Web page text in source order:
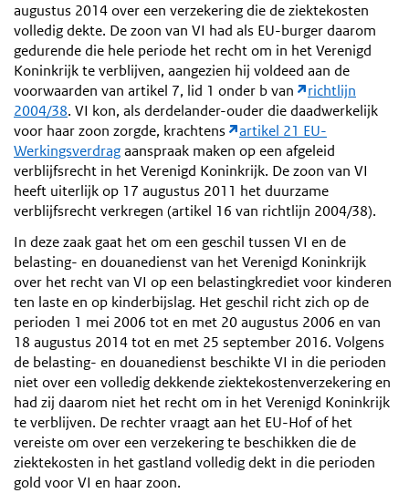
augustus 2014 over een verzekering die de ziektekosten
volledig dekte. De zoon van VI had als EU-burger daarom
gedurende die hele periode het recht om in het Verenigd
Koninkrijk te verblijven, aangezien hij voldeed aan de
voorwaarden van artikel 7, lid 1 onder b van
richtlijn
2004/38. VI kon, als derdelander-ouder die daadwerkelijk
voor haar zoon zorgde, krachtens
artikel 21 EU-
Werkingsverdragaanspraak maken op een afgeleid
verblijfsrecht in het Verenigd Koninkrijk. De zoon van VI
heeft uiterlijk op 17 augustus 2011 het duurzame
verblijfsrecht verkregen (artikel 16 van richtlijn 2004/38).
In deze zaak gaat het om een geschil tussen VI en de
belasting- en douanedienst van het Verenigd Koninkrijk
over het recht van VI op een belastingkrediet voor kinderen
ten laste en op kinderbijslag. Het geschil richt zich op de
perioden 1 mei 2006 tot en met 20 augustus 2006 en van
18 augustus 2014 tot en met 25 september 2016. Volgens
de belasting- en douanedienst beschikte VI in die perioden
niet over een volledig dekkende ziektekostenverzekering en
had zij daarom niet het recht om in het Verenigd Koninkrijk
te verblijven. De rechter vraagt aan het EU-Hof of het
vereiste om over een verzekering te beschikken die de
ziektekosten in het gastland volledig dekt in die perioden
gold voor VI en haar zoon.